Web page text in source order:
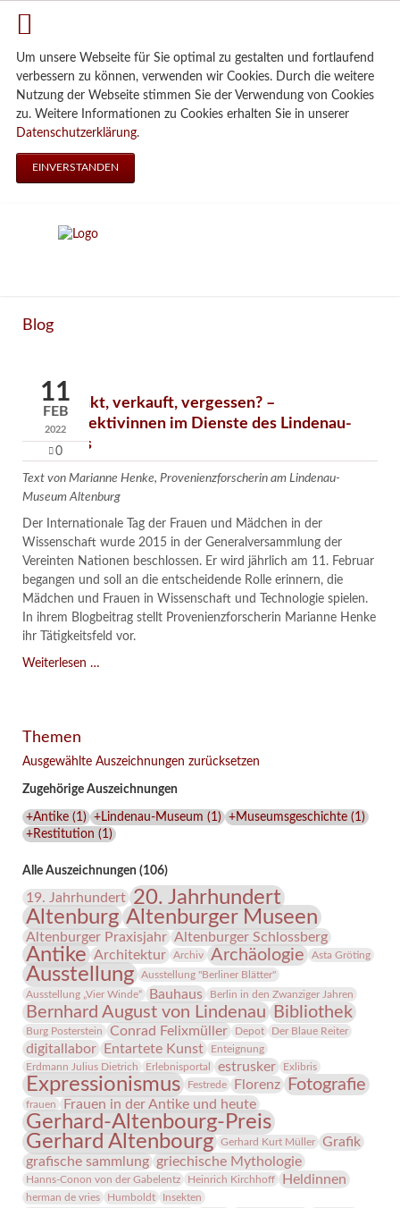
Um unsere Webseite für Sie optimal zu gestalten und fortlaufend
verbessern zu können, verwenden wir Cookies. Durch die weitere
Nutzung der Webseite stimmen Sie der Verwendung von Cookies
zu. Weitere Informationen zu Cookies erhalten Sie in unserer
Datenschutzerklärung.
EINVERSTANDEN
Blog
11
FEB
2022
0
Verschenkt, verkauft, vergessen? –
Kunstdetektivinnen im Dienste des Lindenau-
Museums
Text von Marianne Henke, Provenienzforscherin am Lindenau-
Museum Altenburg
Der Internationale Tag der Frauen und Mädchen in der
Wissenschaft wurde 2015 in der Generalversammlung der
Vereinten Nationen beschlossen. Er wird jährlich am 11. Februar
begangen und soll an die entscheidende Rolle erinnern, die
Mädchen und Frauen in Wissenschaft und Technologie spielen.
In ihrem Blogbeitrag stellt Provenienzforscherin Marianne Henke
ihr Tätigkeitsfeld vor.
Weiterlesen …
im
des
Lindenau-
Museums
Themen
Ausgewählte Auszeichnungen zurücksetzen
Zugehörige Auszeichnungen
+Antike(1 ) +Lindenau-Museum (1 ) +Museumsgeschichte(1 )
+Restitution (1 )
Alle Auszeichnungen (106)
19. Jahrhundert 20. Jahrhundert
Altenburg Altenburger Museen
Altenburger Praxisjahr Altenburger Schlossberg
Antike Architektur Archiv Archäologie Asta Gröting
Ausstellung
Ausstellung "Berliner Blätter"
Ausstellung „Vier Winde“
Bauhaus Berlin in den Zwanziger Jahren
Bernhard August von Lindenau Bibliothek
Burg Posterstein Conrad Felixmüller Depot Der Blaue Reiter
digitallabor Entartete Kunst
Enteignung
Erdmann Julius Dietrich
Erlebnisportal estrusker Exlibris
Expressionismus Festrede Florenz Fotografie
frauen Frauen in der Antike und heute
Gerhard-Altenbourg-Preis
Gerhard Altenbourg
Gerhard Kurt Müller
Grafik
grafische sammlung griechische Mythologie
Hanns-Conon von der Gabelentz Heinrich Kirchhoff Heldinnen
herman de vries Humboldt
Insekten